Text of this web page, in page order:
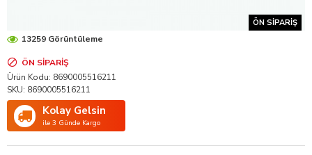
ÖN SIPARIŞ
ÖN SIPARIŞ
Ürün Kodu: 8690005516211
SKU: 8690005516211
Kolay Gelsin
ile 3 Günde Kargo
13259 Görüntüleme